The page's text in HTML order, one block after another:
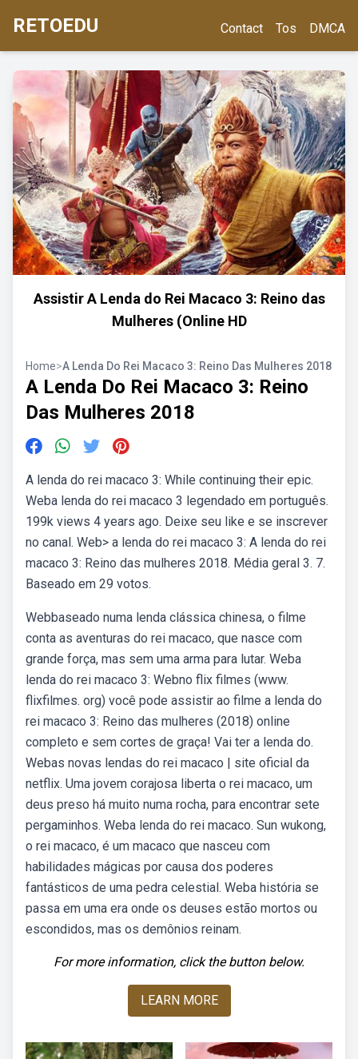
RETOEDU Contact Tos DMCA
Assistir A Lenda do Rei Macaco 3: Reino das
Mulheres (Online HD
Home>A Lenda Do Rei Macaco 3: Reino Das Mulheres 2018
A Lenda Do Rei Macaco 3: Reino
Das Mulheres 2018
A lenda do rei macaco 3: While continuing their epic.
Weba lenda do rei macaco 3 legendado em português.
199k views 4 years ago. Deixe seu like e se inscrever
no canal. Web> a lenda do rei macaco 3: A lenda do rei
macaco 3: Reino das mulheres 2018. Média geral 3. 7.
Baseado em 29 votos.
Webbaseado numa lenda clássica chinesa, o filme
conta as aventuras do rei macaco, que nasce com
grande força, mas sem uma arma para lutar. Weba
lenda do rei macaco 3: Webno flix filmes (www.
flixfilmes. org) você pode assistir ao filme a lenda do
rei macaco 3: Reino das mulheres (2018) online
completo e sem cortes de graça! Vai ter a lenda do.
Webas novas lendas do rei macaco | site oficial da
netflix. Uma jovem corajosa liberta o rei macaco, um
deus preso há muito numa rocha, para encontrar sete
pergaminhos. Weba lenda do rei macaco. Sun wukong,
o rei macaco, é um macaco que nasceu com
habilidades mágicas por causa dos poderes
fantásticos de uma pedra celestial. Weba história se
passa em uma era onde os deuses estão mortos ou
escondidos, mas os demônios reinam.
For more information, click the button below.
LEARN MORE